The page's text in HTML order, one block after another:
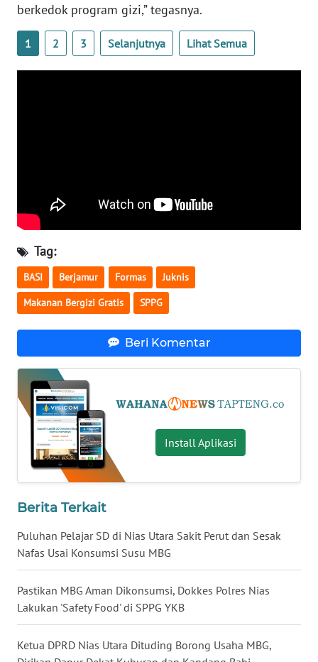
berkedok program gizi,” tegasnya.
1 2 3 Selanjutnya Lihat Semua
Tag:
BASI Berjamur Formas Juknis
Makanan Bergizi Gratis SPPG
Beri Komentar
Install Aplikasi
Berita Terkait
Puluhan Pelajar SD di Nias Utara Sakit Perut dan Sesak
Nafas Usai Konsumsi Susu MBG
Pastikan MBG Aman Dikonsumsi, Dokkes Polres Nias
Lakukan 'Safety Food' di SPPG YKB
Ketua DPRD Nias Utara Dituding Borong Usaha MBG,
WN
WN
NUSANTARA
WN
BALI
WN
KALBAR
KALTARA
WN
KALSEL
WN
WN
SULSEL
WN
SULUT